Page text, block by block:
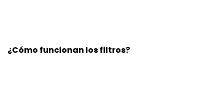
¿Cómo funcionan los filtros?